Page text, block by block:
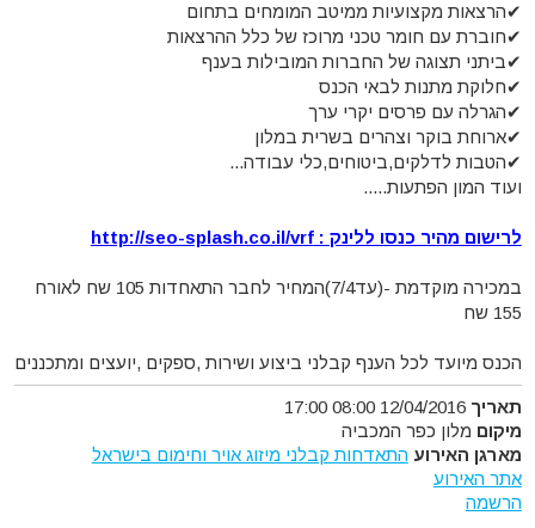
✔הרצאות מקצועיות ממיטב המומחים בתחום
✔חוברת עם חומר טכני מרוכז של כלל ההרצאות
✔ביתני תצוגה של החברות המובילות בענף
✔חלוקת מתנות לבאי הכנס
✔הגרלה עם פרסים יקרי ערך
✔ארוחת בוקר וצהרים בשרית במלון
✔הטבות לדלקים,ביטוחים,כלי עבודה...
ועוד המון הפתעות.....
לרישום מהיר כנסו ללינק : http://seo-splash.co.il/vrf
במכירה מוקדמת -(עד7/4)המחיר לחבר התאחדות 105 שח לאורח
155 שח
הכנס מיועד לכל הענף קבלני ביצוע ושירות ,ספקים ,יועצים ומתכננים
תאריך 12/04/2016 08:00 17:00
מיקום מלון כפר המכביה
מארגן האירוע התאדחות קבלני מיזוג אויר וחימום בישראל
אתר האירוע
הרשמה